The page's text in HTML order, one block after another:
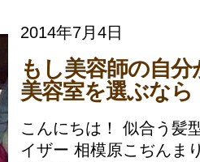
2014年7月4日
もし美容師の自
美容室を選ぶな
こんにちは！ 似合う髪
イザー 相模原こぢんま